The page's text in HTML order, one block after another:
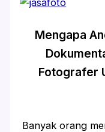
Mengapa
Fotografer
Banyak orang